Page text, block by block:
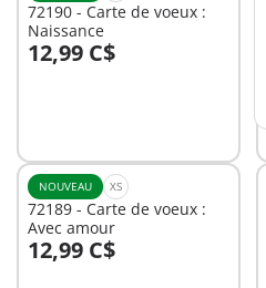
72190 - Carte de voeux :
Naissance
12,99 C$
NOUVEAU XS
72189 - Carte de voeux :
Avec amour
12,99 C$
Au panier